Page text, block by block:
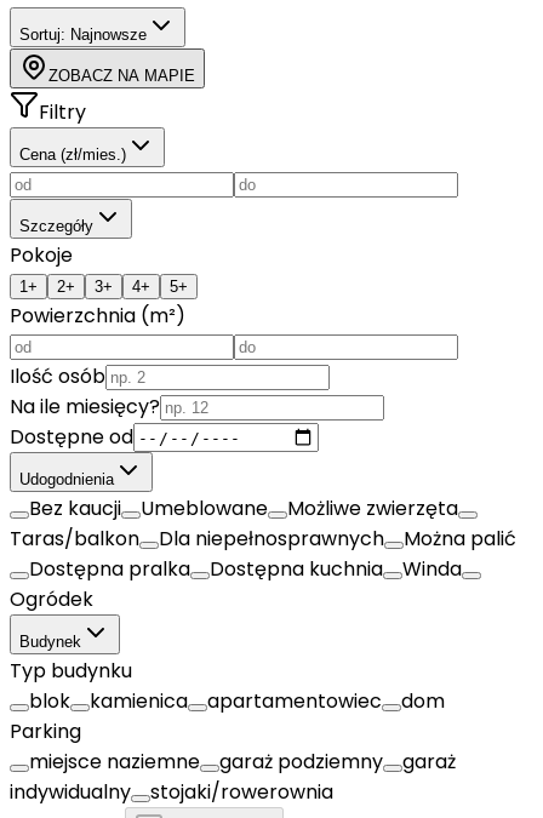
Sortuj: Najnowsze
ZOBACZ NA MAPIE
Filtry
Cena (zł/mies.)
Szczegóły
Pokoje
1+ 2+ 3+ 4+ 5+
Powierzchnia (m²)
Ilość osób
Na ile miesięcy?
Dostępne od
Udogodnienia
Bez kaucji Umeblowane
Możliwe zwierzęta
Taras/balkon
Dla niepełnosprawnych
Można palić
Dostępna pralka
Dostępna kuchnia
Winda
Ogródek
Budynek
Typ budynku
blok
kamienica apartamentowiec
dom
Parking
miejsce naziemne
garaż podziemny
garaż
indywidualny
stojaki/rowerownia